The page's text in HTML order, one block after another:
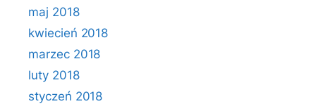
maj 2018
kwiecień 2018
marzec 2018
luty 2018
styczeń 2018